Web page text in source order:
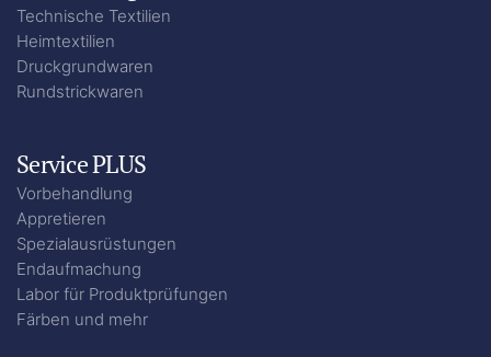
Technische Textilien
Heimtextilien
Druckgrundwaren
Rundstrickwaren
Service PLUS
Vorbehandlung
Appretieren
Spezialausrüstungen
Endaufmachung
Labor für Produktprüfungen
Färben und mehr